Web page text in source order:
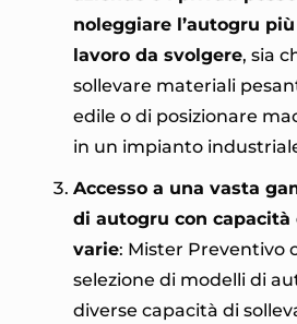
noleggiare l’autogru
lavoro da svolgere, sia
sollevare materiali
edile o di posizionare
in un impianto
Accesso a una vasta
di autogru con
varie: Mister Preventivo
selezione di modelli di
diverse capacità di